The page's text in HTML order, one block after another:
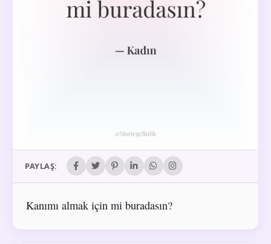
PAYLAŞ:
Kanımı almak için mi buradasın?